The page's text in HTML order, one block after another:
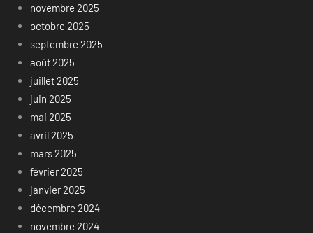
novembre 2025
octobre 2025
septembre 2025
août 2025
juillet 2025
juin 2025
mai 2025
avril 2025
mars 2025
février 2025
janvier 2025
décembre 2024
novembre 2024